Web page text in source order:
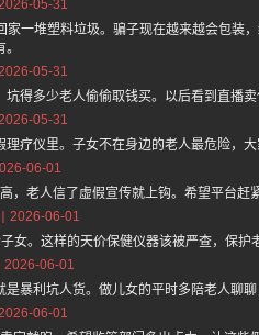
05-31
一堆塑料垃圾。骗子现在越来越会包装
。
05-31
得多少老人偷偷取钱买。以后看到直播卖
05-31
疗仪里。子女不在身边的老人最危险，大
06-01
老人信了虚假宣传就上钩。希望平台赶
2026-06-01
。这样的天价保健仪器该被严查，保护
2026-06-01
暴利坑人货。做儿女的平时多陪老人聊聊
06-01